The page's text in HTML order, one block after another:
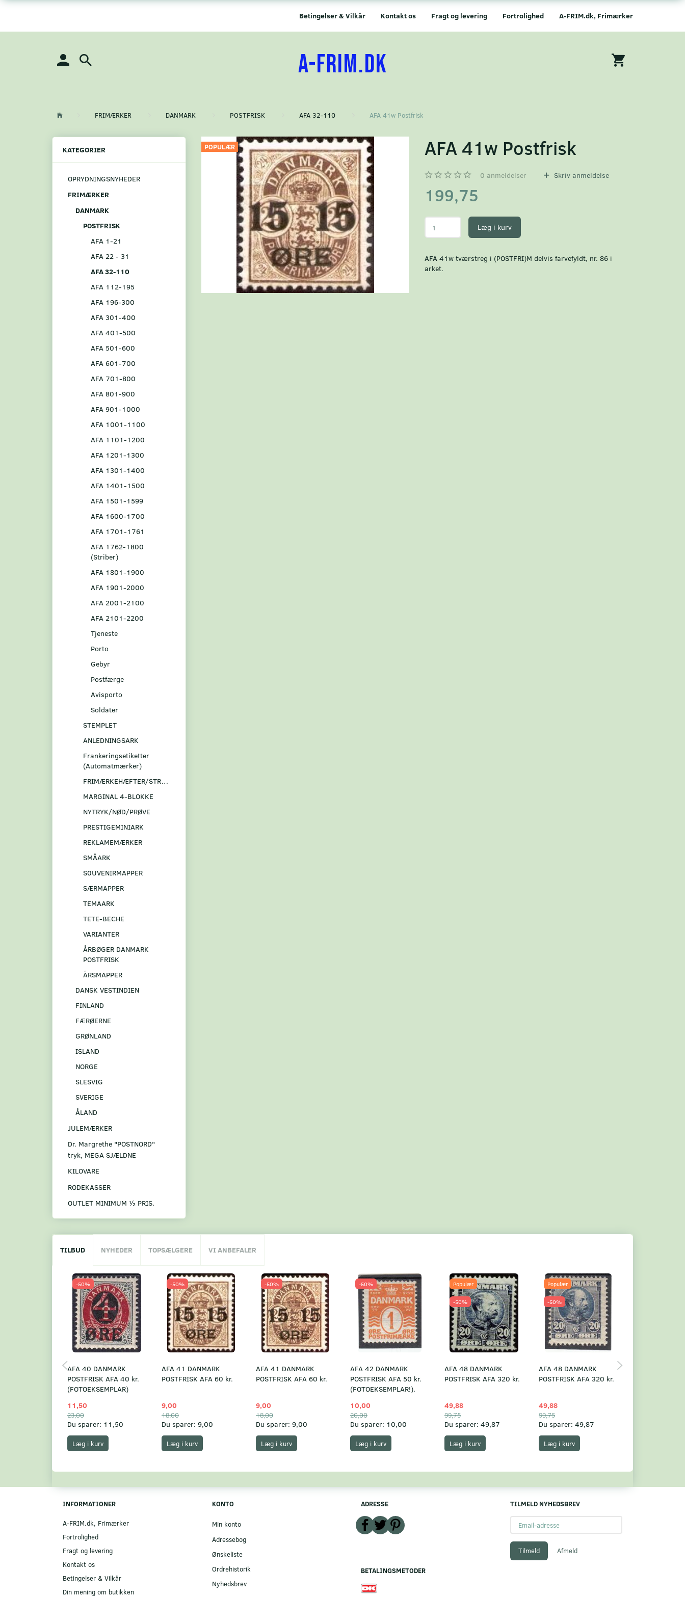
A-FRIM.dk, Frimærker
Fortrolighed
Fragt og levering
Kontakt os
Betingelser & Vilkår
A-FRIM.DK
FRIMÆRKER DANMARK POSTFRISK AFA 32-110 AFA 41w Postfrisk
KATEGORIER
OPRYDNINGSNYHEDER
FRIMÆRKER
DANMARK
POSTFRISK
AFA 1-21
AFA 22 - 31
AFA 32-110
AFA 112-195
AFA 196-300
AFA 301-400
AFA 401-500
AFA 501-600
AFA 601-700
AFA 701-800
AFA 801-900
AFA 901-1000
AFA 1001-1100
AFA 1101-1200
AFA 1201-1300
AFA 1301-1400
AFA 1401-1500
AFA 1501-1599
AFA 1600-1700
AFA 1701-1761
AFA 1762-1800
(Striber)
AFA 1801-1900
AFA 1901-2000
AFA 2001-2100
AFA 2101-2200
Tjeneste
Porto
Gebyr
Postfærge
Avisporto
Soldater
STEMPLET
ANLEDNINGSARK
Frankeringsetiketter
(Automatmærker)
FRIMÆRKEHÆFTER/STRIBER
MARGINAL 4-BLOKKE
NYTRYK/NØD/PRØVE
PRESTIGEMINIARK
REKLAMEMÆRKER
SMÅARK
S0UVENIRMAPPER
SÆRMAPPER
TEMAARK
TETE-BECHE
VARIANTER
ÅRBØGER DANMARK
POSTFRISK
ÅRSMAPPER
DANSK VESTINDIEN
FINLAND
FÆRØERNE
GRØNLAND
ISLAND
NORGE
SLESVIG
SVERIGE
ÅLAND
JULEMÆRKER
Dr. Margrethe "POSTNORD"
tryk, MEGA SJÆLDNE
KILOVARE
RODEKASSER
OUTLET MINIMUM ½ PRIS.
POPULÆR AFA 41w Postfrisk
0 anmeldelser Skriv anmeldelse
199,75
Læg i kurv
AFA 41w tværstreg i (POSTFRI)M delvis farvefyldt, nr. 86 i
arket.
TILBUD NYHEDER TOPSÆLGERE VI ANBEFALER
-50%
AFA 40 DANMARK
POSTFRISK AFA 40 kr.
(FOTOEKSEMPLAR)
11,50
23,00
Du sparer: 11,50
Læg i kurv
-50%
AFA 41 DANMARK
POSTFRISK AFA 60 kr.
9,00
18,00
Du sparer: 9,00
Læg i kurv
-50%
AFA 41 DANMARK
POSTFRISK AFA 60 kr.
9,00
18,00
Du sparer: 9,00
Læg i kurv
-50%
AFA 42 DANMARK
POSTFRISK AFA 50 kr.
(FOTOEKSEMPLAR!).
10,00
20,00
Du sparer: 10,00
Læg i kurv
Populær
-50%
AFA 48 DANMARK
POSTFRISK AFA 320 kr.
49,88
99,75
Du sparer: 49,87
Læg i kurv
Populær
-50%
AFA 48 DANMARK
POSTFRISK AFA 320 kr.
49,88
99,75
Du sparer: 49,87
Læg i kurv
INFORMATIONER
A-FRIM.dk, Frimærker
Fortrolighed
Fragt og levering
Kontakt os
Betingelser & Vilkår
Din mening om butikken
KONTO
Min konto
Adressebog
Ønskeliste
Ordrehistorik
Nyhedsbrev
ADRESSE
BETALINGSMETODER
TILMELD NYHEDSBREV
adresse
Tilmeld Afmeld